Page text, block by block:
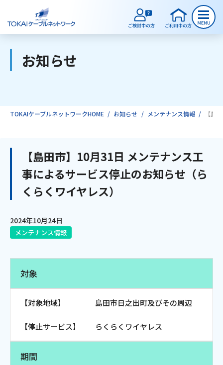
ご検討中のお客様
インターネット
おトクな情報 料金案内
お知らせ
TOKAIケーブルネットワークHOME お知らせ メンテナンス情報 【島
【島田市】10月31日 メンテナンス工
事によるサービス停止のお知らせ（ら
くらくワイヤレス）
2024年10月24日
メンテナンス情報
対象
【対象地域】 島田市日之出町及びその周辺
【停止サービス】 らくらくワイヤレス
期間